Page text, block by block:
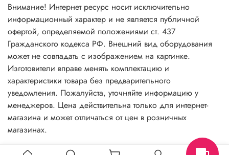
Внимание! Интернет ресурс носит исключительно
информационный характер и не является публичной
офертой, определяемой положениями ст. 437
Гражданского кодекса РФ. Внешний вид оборудования
может не совпадать с изображением на картинке.
Изготовители вправе менять комплектацию и
характеристики товара без предварительного
уведомления. Пожалуйста, уточняйте информацию у
менеджеров. Цена действительна только для интернет-
магазина и может отличаться от цен в розничных
магазинах.